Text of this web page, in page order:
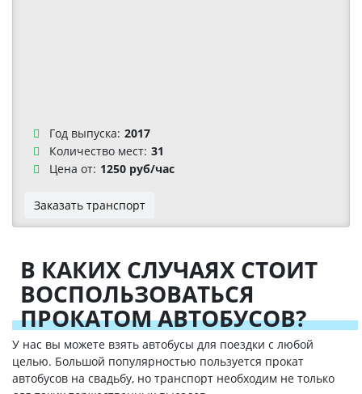
Год выпуска: 2017
Количество мест: 31
Цена от: 1250 руб/час
Заказать транспорт
В КАКИХ СЛУЧАЯХ СТОИТ
ВОСПОЛЬЗОВАТЬСЯ
ПРОКАТОМ АВТОБУСОВ?
У нас вы можете взять автобусы для поездки с любой
целью. Большой популярностью пользуется прокат
автобусов на свадьбу, но транспорт необходим не только